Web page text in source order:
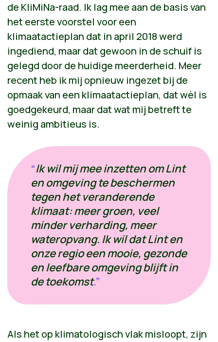
de KliMiNa-raad. Ik lag mee aan de basis van
het eerste voorstel voor een
klimaatactieplan dat in april 2018 werd
ingediend, maar dat gewoon in de schuif is
gelegd door de huidige meerderheid. Meer
recent heb ik mij opnieuw ingezet bij de
opmaak van een klimaatactieplan, dat wèl is
goedgekeurd, maar dat wat mij betreft te
weinig ambitieus is.
“Ik wil mij mee inzetten om Lint
en omgeving te beschermen
tegen het veranderende
klimaat: meer groen, veel
minder verharding, meer
wateropvang. Ik wil dat Lint en
onze regio een mooie, gezonde
en leefbare omgeving blijft in
de toekomst.”
Als het op klimatologisch vlak misloopt, zijn